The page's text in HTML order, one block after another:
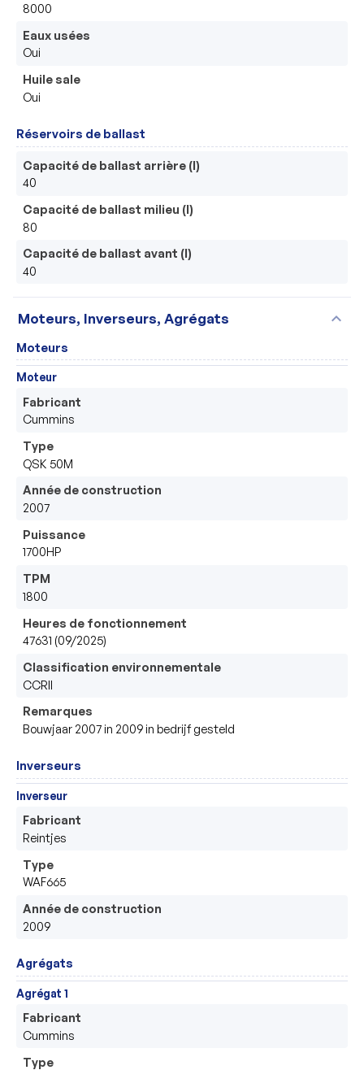
8000
Eaux usées
Oui
Huile sale
Oui
Réservoirs de ballast
Capacité de ballast arrière (l)
40
Capacité de ballast milieu (l)
80
Capacité de ballast avant (l)
40
Moteurs, Inverseurs, Agrégats expand_more
Moteurs
Moteur
Fabricant
Cummins
Type
QSK 50M
Année de construction
2007
Puissance
1700HP
TPM
1800
Heures de fonctionnement
47631 (09/2025)
Classification environnementale
CCRII
Remarques
Bouwjaar 2007 in 2009 in bedrijf gesteld
Inverseurs
Inverseur
Fabricant
Reintjes
Type
WAF665
Année de construction
2009
Agrégats
Agrégat 1
Fabricant
Cummins
Type